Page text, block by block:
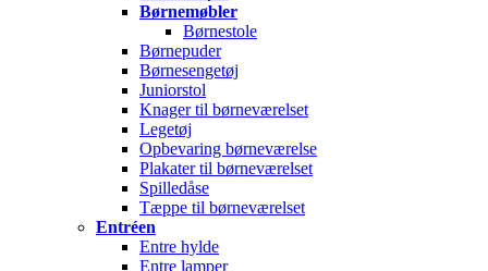
Børnemøbler
Børnestole
Børnepuder
Børnesengetøj
Juniorstol
Knager til børneværelset
Legetøj
Opbevaring børneværelse
Plakater til børneværelset
Spilledåse
Tæppe til børneværelset
Entréen
Entre hylde
Entre lamper